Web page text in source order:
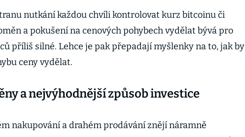
nutkání každou chvíli kontrolovat kurz bitcoinu či
a pokušení na cenových pohybech vydělat bývá pro
příliš silné. Lehce je pak přepadají myšlenky na to, jak by
ceny vydělat.
a nejvýhodnější způsob investice
nakupování a drahém prodávání znějí náramně